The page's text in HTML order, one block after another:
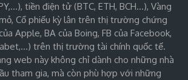
tiền điện tử (BTC, ETH, BCH…), Vàng
Cổ phiếu kỳ lân trên thị trường chứng
Apple, BA của Boing, FB của Facebook,
trên thị trường tài chính quốc tế.
web này không chỉ dành cho những nhà
tham gia, mà còn phù hợp với những